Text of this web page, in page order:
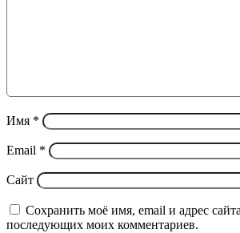
Имя *
Email *
Сайт
Сохранить моё имя, email и адрес
последующих моих комментариев.